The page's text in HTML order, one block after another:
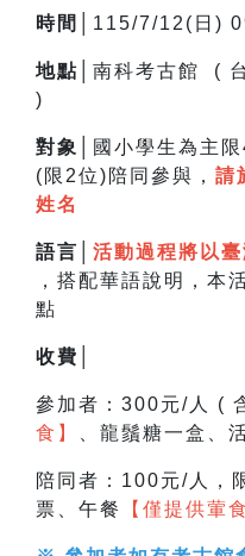
時間│ 115/7/12(日)
地點│ 南科考古館 (
)
對象│ 國小學生為主
(限2位)陪同參與， 請
姓名
語言│ 活動過程將以
，搭配華語說明， 本
點
收費│
參加者：300元/人 (
食】
、龍鬚糖一盒、
陪同者：100元/人，
票、午餐
【僅提供葷